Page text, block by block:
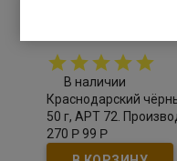
Чай чёрный
В наличии
Краснодарский
50 г, АРТ 72.
270 Р 99 Р